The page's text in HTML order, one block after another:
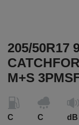
205/50R17
M+S
C C
dB